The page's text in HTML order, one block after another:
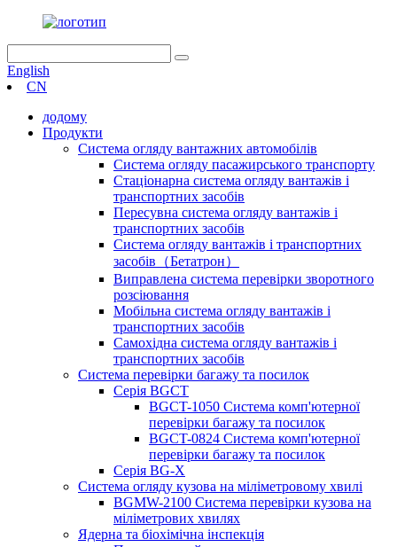
English
CN
додому
Продукти
Система огляду вантажних автомобілів
Система огляду пасажирського транспорту
Стаціонарна система огляду вантажів і
транспортних засобів
Пересувна система огляду вантажів і
транспортних засобів
Система огляду вантажів і транспортних
засобів（Бетатрон）
Виправлена ​​система перевірки зворотного
розсіювання
Мобільна система огляду вантажів і
транспортних засобів
Самохідна система огляду вантажів і
транспортних засобів
Система перевірки багажу та посилок
Серія BGCT
BGCT-1050 Система комп'ютерної
перевірки багажу та посилок
BGCT-0824 Система комп'ютерної
перевірки багажу та посилок
Серія BG-X
Система огляду кузова на міліметровому хвилі
BGMW-2100 Система перевірки кузова на
міліметрових хвилях
Ядерна та біохімічна інспекція